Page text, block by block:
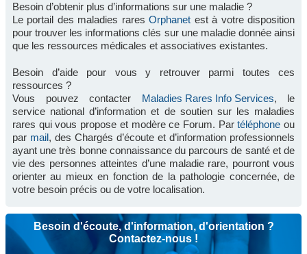
Besoin d’obtenir plus d’informations sur une maladie ?
Le portail des maladies raresOrphanet est à votre disposition
pour trouver les informations clés sur une maladie donnée ainsi
que les ressources médicales et associatives existantes.
Besoin d’aide pour vous y retrouver parmi toutes ces
ressources ?
Vous pouvez contacter Maladies Rares Info Services, le
service national d’information et de soutien sur les maladies
rares qui vous propose et modère ce Forum. Partéléphone ou
par mail, des Chargés d’écoute et d’information professionnels
ayant une très bonne connaissance du parcours de santé et de
vie des personnes atteintes d’une maladie rare, pourront vous
orienter au mieux en fonction de la pathologie concernée, de
votre besoin précis ou de votre localisation.
Besoin d'écoute, d'information, d'orientation ?
Contactez-nous !